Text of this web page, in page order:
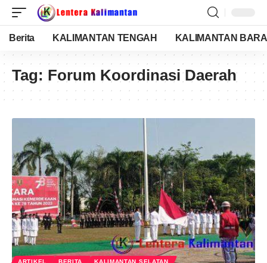
Berita KALIMANTAN TENGAH KALIMANTAN
Tag: Forum Koordinasi Daerah
ARTIKEL BERITA KALIMANTAN SELATAN